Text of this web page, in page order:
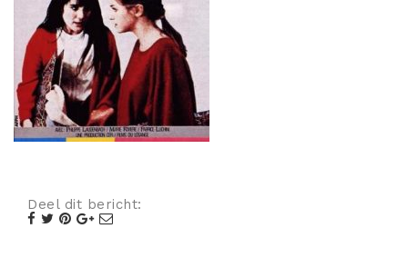
Thriller
Deel dit bericht: